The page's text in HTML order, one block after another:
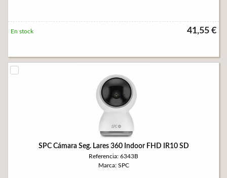
41,55 €
En stock
SPC Cámara Seg. Lares 360 Indoor FHD IR10 SD
Referencia: 6343B
Marca: SPC